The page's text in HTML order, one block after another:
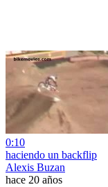
0:10
haciendo un backflip
Alexis Buzan
hace 20 años